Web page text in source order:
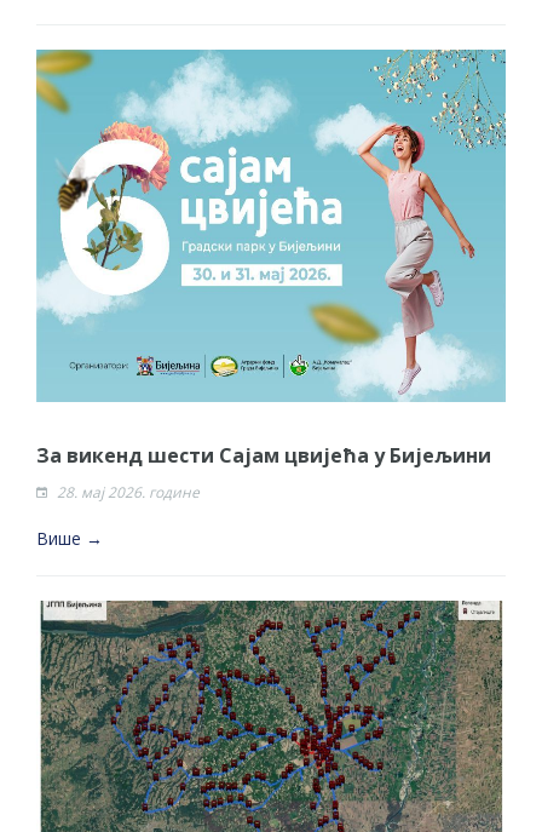
За викенд шести Сајам цвијећа у Бијељини
28. мај 2026. године
Више →